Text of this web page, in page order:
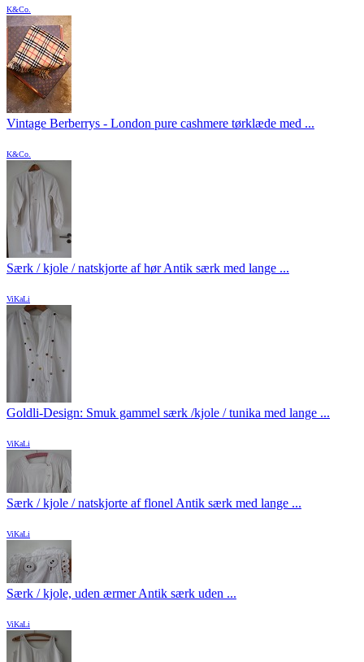
K&Co.
Vintage Berberrys - London pure cashmere tørklæde med ...
K&Co.
Særk / kjole / natskjorte af hør Antik særk med lange ...
ViKaLi
Goldli-Design: Smuk gammel særk /kjole / tunika med lange ...
ViKaLi
Særk / kjole / natskjorte af flonel Antik særk med lange ...
ViKaLi
Særk / kjole, uden ærmer Antik særk uden ...
ViKaLi